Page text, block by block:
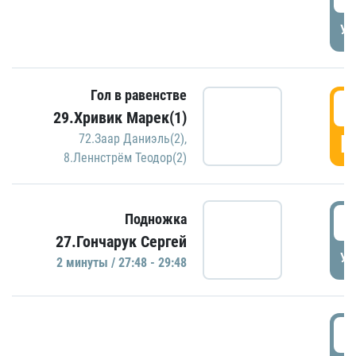
Гол в равенстве
29.Хривик Марек(1)
72.Заар Даниэль(2),
8.Леннстрём Теодор(2)
Подножка
27.Гончарук Сергей
2 минуты / 27:48 - 29:48